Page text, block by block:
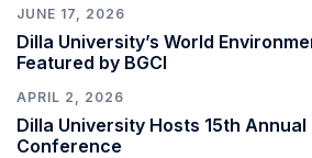
JUNE 17, 2026
Dilla University’s World
Featured by BGCI
APRIL 2, 2026
Dilla University Hosts 15th
Conference